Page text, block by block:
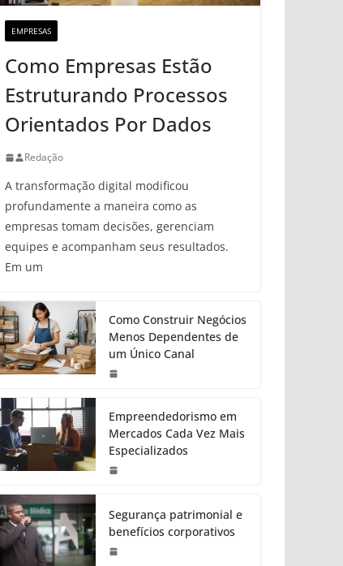
EMPRESAS
Como Empresas Estão
Estruturando Processos
Orientados Por Dados
Redação
A transformação digital modificou
profundamente a maneira como as
empresas tomam decisões, gerenciam
equipes e acompanham seus resultados.
Em um
Como Construir Negócios
Menos Dependentes de
um Único Canal
Empreendedorismo em
Mercados Cada Vez Mais
Especializados
Segurança patrimonial e
benefícios corporativos